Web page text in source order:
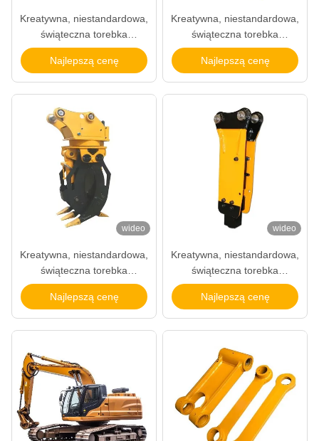
Kreatywna, niestandardowa,
świąteczna torebka
prezentów z papieru z
własnym logo.
Najlepszą cenę
Kreatywna, niestandardowa,
świąteczna torebka
prezentów z papieru z
własnym logo.
Najlepszą cenę
wideo
Kreatywna, niestandardowa,
świąteczna torebka
prezentów z papieru z
własnym logo.
Najlepszą cenę
wideo
Kreatywna, niestandardowa,
świąteczna torebka
prezentów z papieru z
własnym logo.
Najlepszą cenę